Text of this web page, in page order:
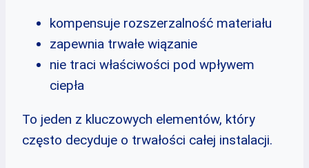
kompensuje rozszerzalność materiału
zapewnia trwałe wiązanie
nie traci właściwości pod wpływem
ciepła
To jeden z kluczowych elementów, który
często decyduje o trwałości całej instalacji.